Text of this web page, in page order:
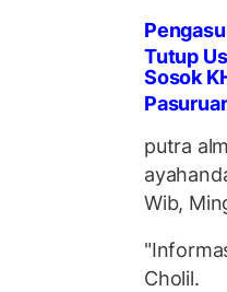
Tutup
Sosok
putra
Wib,
Cholil.